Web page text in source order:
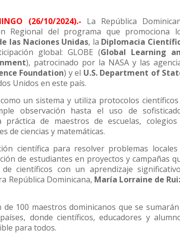
(26/10/2024).- La República
Regional del programa que promociona
las Naciones Unidas, la Diplomacia
global: GLOBE (Global Learning
), patrocinado por la NASA y las
Foundation) y el U.S. Department of
Unidos en este país.
un sistema y utiliza protocolos científicos
observación hasta el uso de
práctica de maestros de escuelas,
de ciencias y matemáticas.
científica para resolver problemas locales
de estudiantes en proyectos y campañas
científicos con un aprendizaje
República Dominicana, María Lorraine de
100 maestros dominicanos que se
donde científicos, educadores y
para todos.